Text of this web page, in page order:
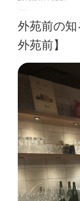
外苑前の
外苑前】